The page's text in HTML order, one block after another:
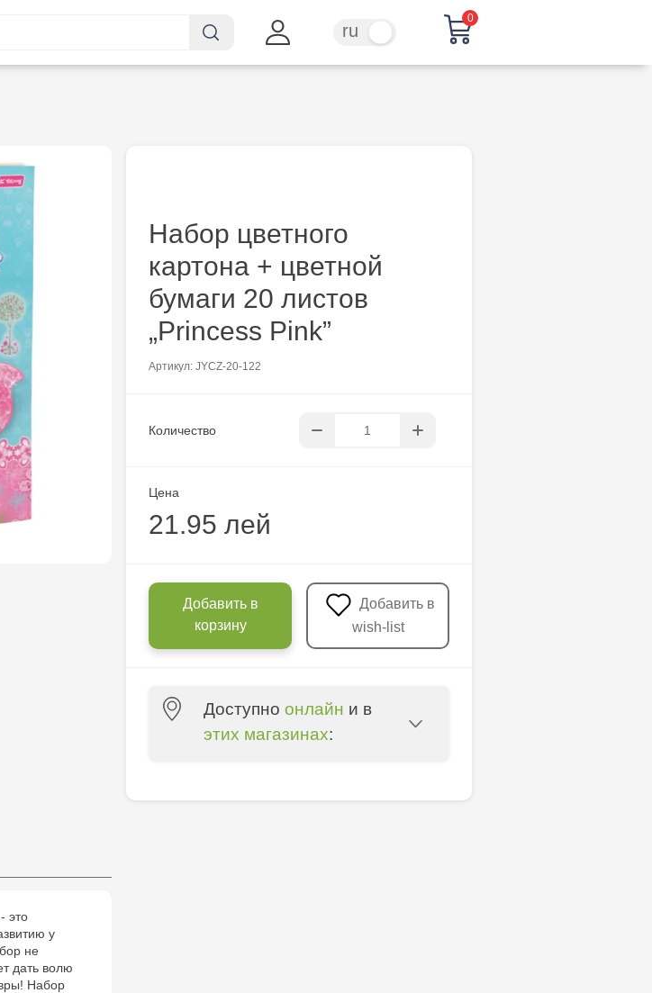
ru
0
Набор цветного
картона + цветной
бумаги 20 листов
„Princess Pink”
Артикул: JYCZ-20-122
Количество
Цена
21.95 лей
Добавить в
корзину
wish-list
Доступно онлайн и в
этих магазинах:
10/1
это
у
не
дать волю
Набор